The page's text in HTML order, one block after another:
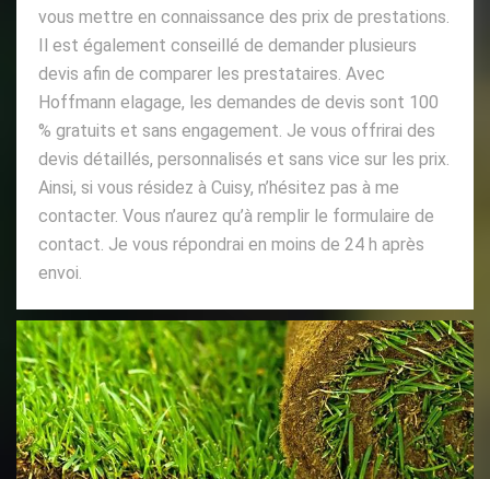
vous mettre en connaissance des prix de prestations.
Il est également conseillé de demander plusieurs
devis afin de comparer les prestataires. Avec
Hoffmann elagage, les demandes de devis sont 100
% gratuits et sans engagement. Je vous offrirai des
devis détaillés, personnalisés et sans vice sur les prix.
Ainsi, si vous résidez à Cuisy, n’hésitez pas à me
contacter. Vous n’aurez qu’à remplir le formulaire de
contact. Je vous répondrai en moins de 24 h après
envoi.